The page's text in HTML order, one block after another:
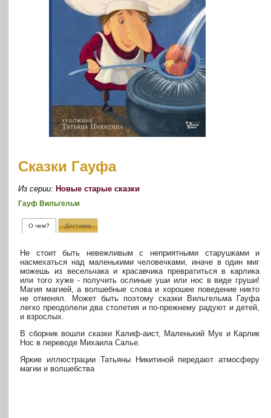
Сказки Гауфа
Из серии:Новые старые сказки
Гауф Вильгельм
О чем? Доставка
Не стоит быть невежливым с неприятными старушками и
насмехаться над маленькими человечками, иначе в один миг
можешь из весельчака и красавчика превратиться в карлика
или того хуже - получить ослиные уши или нос в виде груши!
Магия магией, а волшебные слова и хорошее поведение никто
не отменял. Может быть поэтому сказки Вильгельма Гауфа
легко преодолели два столетия и по-прежнему радуют и детей,
и взрослых.
В сборник вошли сказки Калиф-аист, Маленький Мук и Карлик
Нос в переводе Михаила Салье.
Яркие иллюстрации Татьяны Никитиной передают атмосферу
магии и волшебства